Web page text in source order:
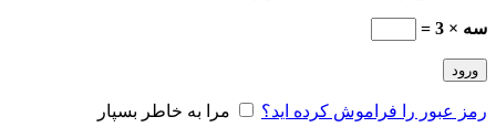
سه × 3 =
ورود
رمز عبور را فراموش کرده اید؟ مرا به خاطر بسپار